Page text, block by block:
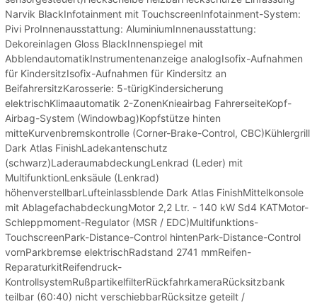
Narvik BlackInfotainment mit TouchscreenInfotainment-System:
Pivi ProInnenausstattung: AluminiumInnenausstattung:
Dekoreinlagen Gloss BlackInnenspiegel mit
AbblendautomatikInstrumentenanzeige analogIsofix-Aufnahmen
für KindersitzIsofix-Aufnahmen für Kindersitz an
BeifahrersitzKarosserie: 5-türigKindersicherung
elektrischKlimaautomatik 2-ZonenKnieairbag FahrerseiteKopf-
Airbag-System (Windowbag)Kopfstütze hinten
mitteKurvenbremskontrolle (Corner-Brake-Control, CBC)Kühlergrill
Dark Atlas FinishLadekantenschutz
(schwarz)LaderaumabdeckungLenkrad (Leder) mit
MultifunktionLenksäule (Lenkrad)
höhenverstellbarLufteinlassblende Dark Atlas FinishMittelkonsole
mit AblagefachabdeckungMotor 2,2 Ltr. - 140 kW Sd4 KATMotor-
Schleppmoment-Regulator (MSR / EDC)Multifunktions-
TouchscreenPark-Distance-Control hintenPark-Distance-Control
vornParkbremse elektrischRadstand 2741 mmReifen-
ReparaturkitReifendruck-
KontrollsystemRußpartikelfilterRückfahrkameraRücksitzbank
teilbar (60:40) nicht verschiebbarRücksitze geteilt /